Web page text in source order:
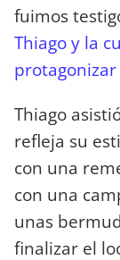
fuimos
Thiago y la
Thiago
refleja su
con una
con una
unas
finalizar el